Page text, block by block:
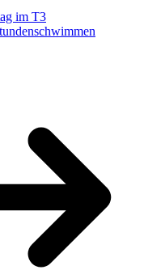
im T3